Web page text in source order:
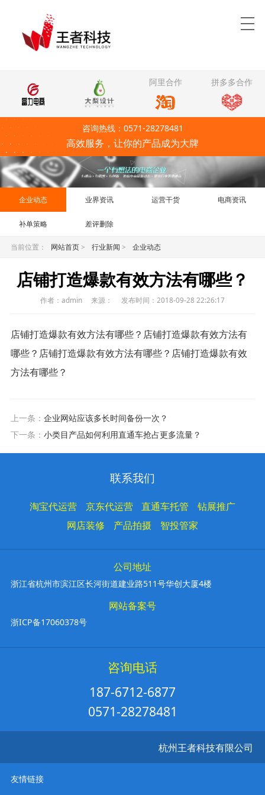
阿里合作 拼多多合作
咨询热线：0571-28278481
高效服务，让你的产品成为大牌
企业动态 业界资讯 运营干货 电商资讯
补单策略 差评删除
当前位置： 网站首页> 行业新闻 > 企业动态
店铺打造爆款有效方法有哪些？
作者：admin 来源： 发布时间：2018-09-28 22:26:17
店铺打造爆款有效方法有哪些？店铺打造爆款有效方法有
哪些？店铺打造爆款有效方法有哪些？店铺打造爆款有效
方法有哪些？
上一条： 企业网站应该多长时间备份一次？
下一条： 小类目产品如何利用直通车抢占更多流量？
联系我们
淘宝代运营 京东代运营 直通车托管
钻展推广
网店装修
产品拍摄 智投管家
公司地址
浙江省杭州市滨江区长河街道建业路511号华创大厦4楼
网站备案号
浙ICP备17060378号
咨询电话
187-6712-6877
0571-28278481
杭州王者科技有限公司
友情链接